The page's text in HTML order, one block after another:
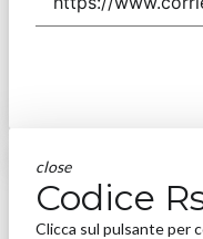
close
Codice
Clicca sul pulsante per